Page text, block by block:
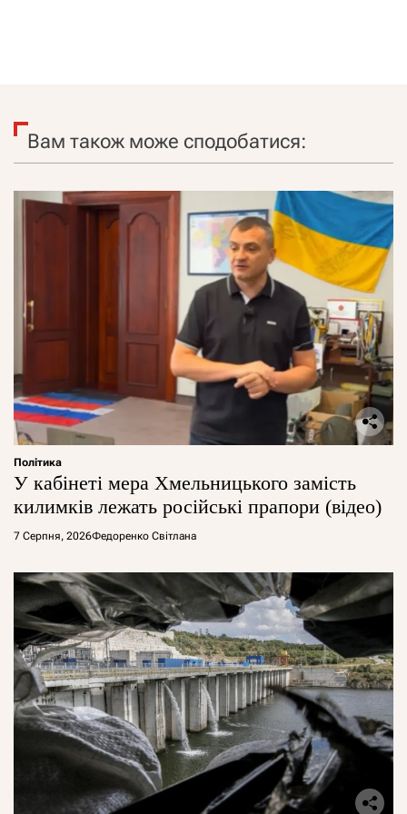
Вам також може сподобатися:
Політика
У кабінеті мера Хмельницького замість
килимків лежать російські прапори (відео)
7 Серпня, 2026Федоренко Світлана